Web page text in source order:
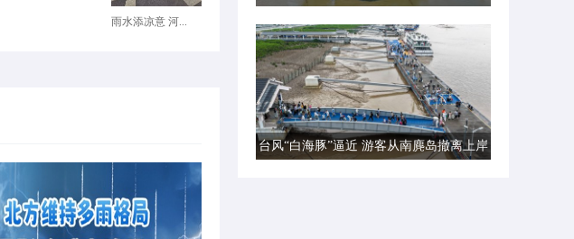
雨水添凉意 河...
台风“白海豚”逼近 游客从南麂岛撤离上岸